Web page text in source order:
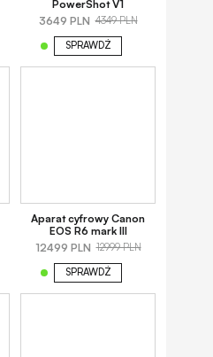
PowerShot V1
3649 PLN 4349 PLN
SPRAWDŹ
Aparat cyfrowy Canon
EOS R6 mark III
12499 PLN 12999 PLN
SPRAWDŹ